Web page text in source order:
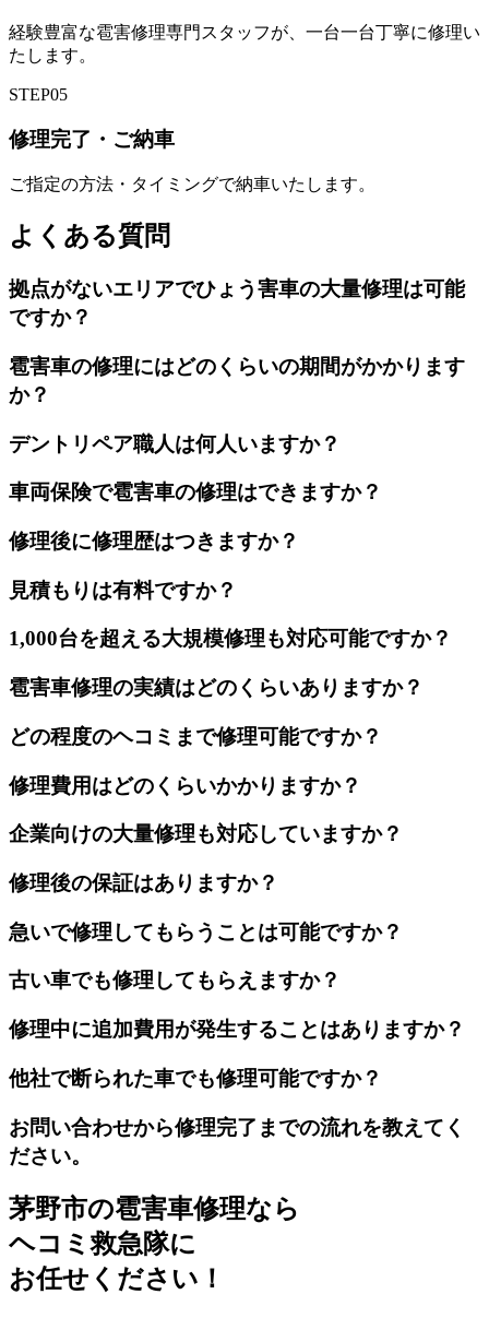
経験豊富な雹害修理専門スタッフが、一台一台丁寧に修理い
たします。
STEP05
修理完了・ご納車
ご指定の方法・タイミングで納車いたします。
よくある質問
拠点がないエリアでひょう害車の大量修理は可能
ですか？
雹害車の修理にはどのくらいの期間がかかります
か？
デントリペア職人は何人いますか？
車両保険で雹害車の修理はできますか？
修理後に修理歴はつきますか？
見積もりは有料ですか？
1,000台を超える大規模修理も対応可能ですか？
雹害車修理の実績はどのくらいありますか？
どの程度のヘコミまで修理可能ですか？
修理費用はどのくらいかかりますか？
企業向けの大量修理も対応していますか？
修理後の保証はありますか？
急いで修理してもらうことは可能ですか？
古い車でも修理してもらえますか？
修理中に追加費用が発生することはありますか？
他社で断られた車でも修理可能ですか？
お問い合わせから修理完了までの流れを教えてく
ださい。
茅野市の雹害車修理なら
ヘコミ救急隊に
お任せください！